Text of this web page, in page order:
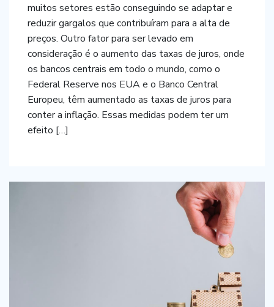
muitos setores estão conseguindo se adaptar e
reduzir gargalos que contribuíram para a alta de
preços. Outro fator para ser levado em
consideração é o aumento das taxas de juros, onde
os bancos centrais em todo o mundo, como o
Federal Reserve nos EUA e o Banco Central
Europeu, têm aumentado as taxas de juros para
conter a inflação. Essas medidas podem ter um
efeito […]